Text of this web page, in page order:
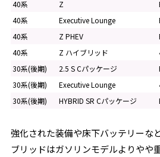
40系 Z
40系
Executive Lounge
40系
Z PHEV
40系
Z ハイブリッド
30系(後期)
2.5 S Cパッケージ
30系(後期)
Executive Lounge
30系(後期)
HYBRID SR Cパッケージ
強化された装備や床下バッテリーな
ブリッドはガソリンモデルよりやや